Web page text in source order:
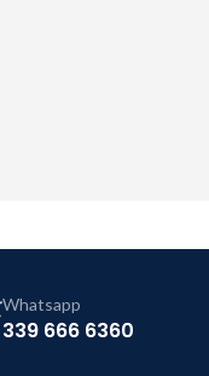
Whatsapp
339 666 6360